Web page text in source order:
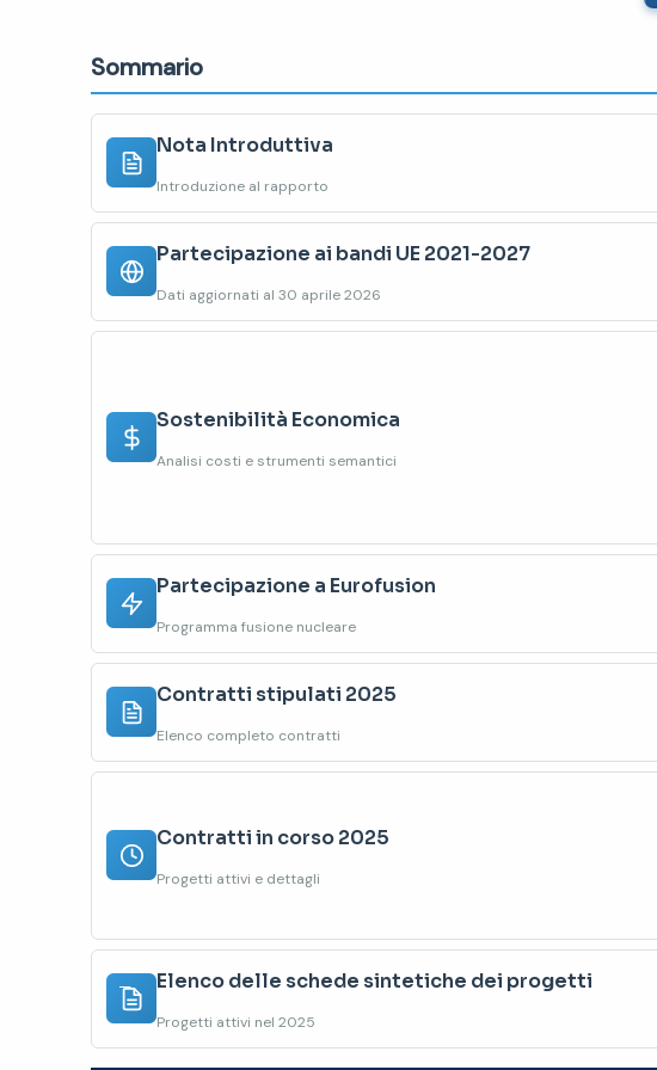
Sommario
Nota Introduttiva
Introduzione al rapporto
Partecipazione ai bandi UE 2021-2027
Dati aggiornati al 30 aprile 2026
Sostenibilità Economica
Analisi costi e strumenti semantici
Partecipazione a Eurofusion
Programma fusione nucleare
Contratti stipulati 2025
Elenco completo contratti
Contratti in corso 2025
Progetti attivi e dettagli
Elenco delle schede sintetiche dei progetti
Progetti attivi nel 2025